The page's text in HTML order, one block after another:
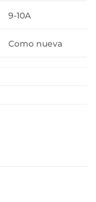
9-10A
Como nueva